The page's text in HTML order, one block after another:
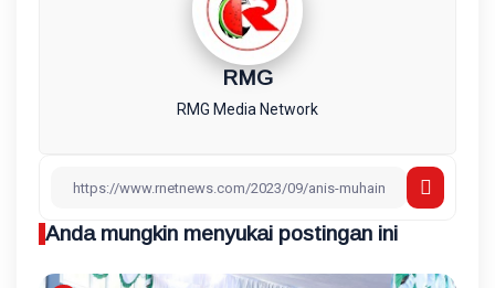
RMG
RMG Media Network
Anda mungkin menyukai postingan ini